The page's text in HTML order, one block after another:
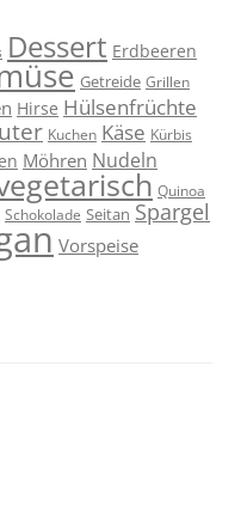
Dessert Erdbeeren
Getreide Grillen
Hirse Hülsenfrüchte
Kuchen Käse Kürbis
Möhren Nudeln
Quinoa
Schokolade Seitan Spargel
Vorspeise